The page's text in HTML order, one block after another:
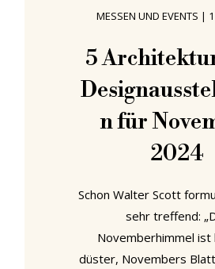
gleich vier
Veranstaltungen
uns nicht entscheiden
welche wir hervorheben
MESSEN UND EVENTS |
5
n für
2024
Schon Walter Scott
sehr treffend:
Novemberhimmel ist
düster, Novembers